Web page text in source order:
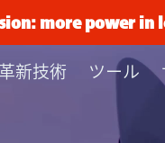
more power in
革新技術 ツール